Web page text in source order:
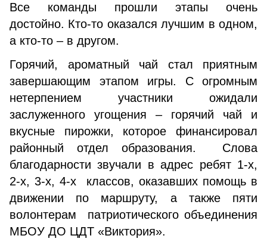
Все команды прошли этапы очень
достойно. Кто-то оказался лучшим в одном,
а кто-то – в другом.
Горячий, ароматный чай стал приятным
завершающим этапом игры. С огромным
нетерпением участники ожидали
заслуженного угощения – горячий чай и
вкусные пирожки, которое финансировал
районный отдел образования. Слова
благодарности звучали в адрес ребят 1-х,
2-х, 3-х, 4-х классов, оказавших помощь в
движении по маршруту, а также пяти
волонтерам патриотического объединения
МБОУ ДО ЦДТ «Виктория».